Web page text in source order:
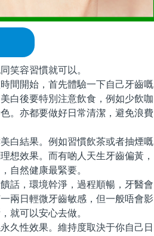
容習慣就可以。
開始，首先體驗一下自己牙齒嘅
白後要特別注意飲食，例如少飲咖
。亦都要做好日常清潔，避免浪費
結果。例如習慣飲茶或者抽煙嘅
想效果。而有啲人天生牙齒偏黃，
自然健康最緊要。
，環境幹淨，過程順暢，牙醫會
兩日輕微牙齒敏感，但一般唔會影
就可以安心去做。
性效果。維持度取決于你自己日